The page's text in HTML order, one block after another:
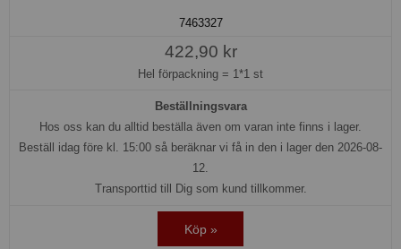
7463327
422,90 kr
Hel förpackning = 1*1 st
Beställningsvara
Hos oss kan du alltid beställa även om varan inte finns i lager.
Beställ idag före kl. 15:00 så beräknar vi få in den i lager den 2026-08-
12.
Transporttid till Dig som kund tillkommer.
Köp »